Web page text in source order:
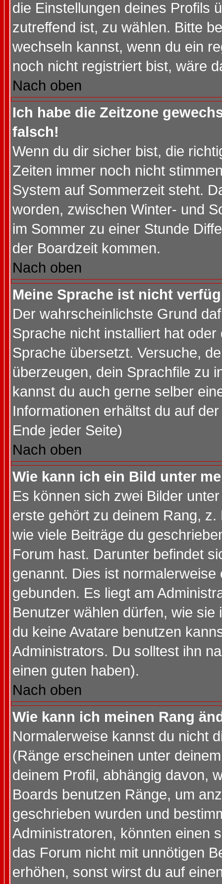
die Einstellungen deines Profils
zutreffend ist, zu wählen. Bitte
wechseln kannst, wenn du ein
noch nicht registriert bist, wäre
Nach oben
Ich habe die Zeitzone
falsch!
Wenn du dir sicher bist, die
Zeiten immer noch nicht
System auf Sommerzeit steht.
worden, zwischen Winter- und
im Sommer zu einer Stunde
der Boardzeit kommen.
Nach oben
Meine Sprache ist nicht
Der wahrscheinlichste Grund
Sprache nicht installiert hat
Sprache übersetzt. Versuche,
überzeugen, dein Sprachfile zu
kannst du auch gerne selber
Informationen erhältst du auf
Ende jeder Seite)
Nach oben
Wie kann ich ein Bild unter
Es können sich zwei Bilder
erste gehört zu deinem Rang,
wie viele Beiträge du
Forum hast. Darunter befindet
genannt. Dies ist
gebunden. Es liegt am
Benutzer wählen dürfen, wie
du keine Avatare benutzen
Administrators. Du solltest ihn
einen guten haben).
Nach oben
Wie kann ich meinen Rang
Normalerweise kannst du nicht
(Ränge erscheinen unter
deinem Profil, abhängig davon,
Boards benutzen Ränge, um
geschrieben wurden und
Administratoren, könnten einen
das Forum nicht mit unnötigen
erhöhen, sonst wirst du auf